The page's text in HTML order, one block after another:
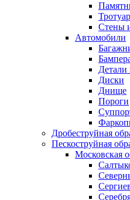
Стены
Автомобили
Детали
Диски
Днище
Пороги
Дробеструйная
Пескоструйная
Московская